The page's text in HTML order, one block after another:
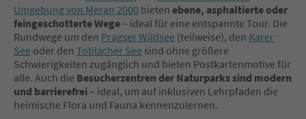
Umgebung von Meran 2000 bieten ebene, asphaltierte oder
feingeschotterte Wege – ideal für eine entspannte Tour. Die
Rundwege um den Pragser Wildsee (teilweise), den Karer
See oder den Toblacher See sind ohne größere
Schwierigkeiten zugänglich und bieten Postkartenmotive für
alle. Auch die Besucherzentren der Naturparks sind modern
und barrierefrei – ideal, um auf inklusiven Lehrpfaden die
heimische Flora und Fauna kennenzulernen.